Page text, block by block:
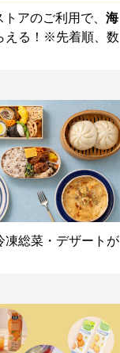
アのご利用で、 海
える！※先着順、数
凍総菜・デザートが